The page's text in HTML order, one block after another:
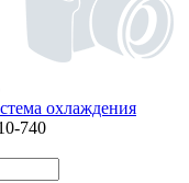
охлаждения
740